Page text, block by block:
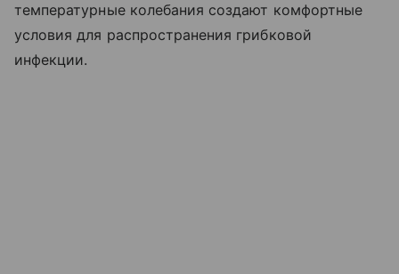
температурные колебания создают комфортные
условия для распространения грибковой
инфекции.